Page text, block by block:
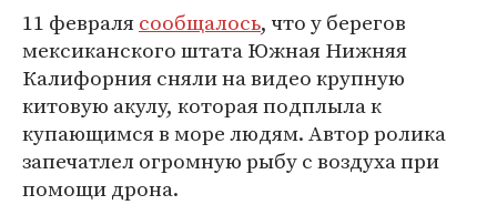
11 февралясообщалось, что у берегов
мексиканского штата Южная Нижняя
Калифорния сняли на видео крупную
китовую акулу, которая подплыла к
купающимся в море людям. Автор ролика
запечатлел огромную рыбу с воздуха при
помощи дрона.